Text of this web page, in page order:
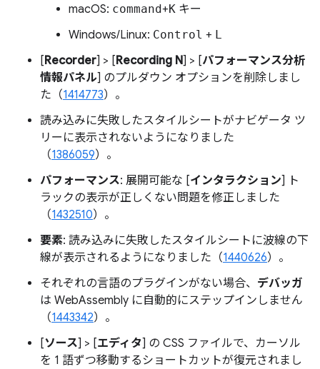
macOS: command+K キー
Windows/Linux: Control + L
[Recorder] > [Recording N] > [パフォーマンス分析
情報パネル] のプルダウン オプションを削除しまし
た（1414773）。
読み込みに失敗したスタイルシートがナビゲータ ツ
リーに表示されないようになりました
（1386059）。
パフォーマンス: 展開可能な [インタラクション] ト
ラックの表示が正しくない問題を修正しました
（1432510）。
要素: 読み込みに失敗したスタイルシートに波線の下
線が表示されるようになりました（1440626）。
それぞれの言語のプラグインがない場合、 デバッガ
は WebAssembly に自動的にステップインしません
（1443342）。
[ソース] > [エディタ] の CSS ファイルで、カーソル
を 1 語ずつ移動するショートカットが復元されまし